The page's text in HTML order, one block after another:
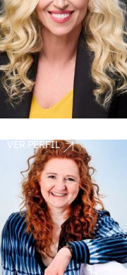
VER PERFIL